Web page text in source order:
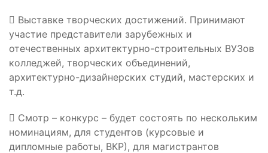
 Выставке творческих достижений. Принимают
участие представители зарубежных и
отечественных архитектурно-строительных ВУЗов
колледжей, творческих объединений,
архитектурно-дизайнерских студий, мастерских и
т.д.
 Смотр – конкурс – будет состоять по нескольким
номинациям, для студентов (курсовые и
дипломные работы, ВКР), для магистрантов